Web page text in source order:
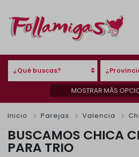
¿Qué buscas?
MOSTRAR MÁS
Inicio Parejas Valencia
BUSCAMOS CHICA
PARA TRIO